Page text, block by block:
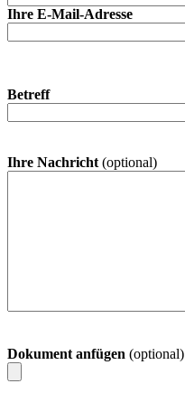
Ihre E-Mail-Adresse
Betreff
Ihre Nachricht (optional)
Dokument anfügen (optional)